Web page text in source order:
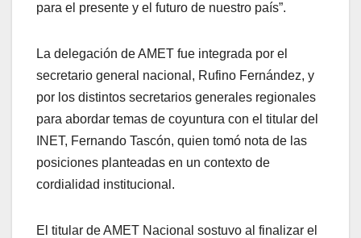
para el presente y el futuro de nuestro país”.
La delegación de AMET fue integrada por el
secretario general nacional, Rufino Fernández, y
por los distintos secretarios generales regionales
para abordar temas de coyuntura con el titular del
INET, Fernando Tascón, quien tomó nota de las
posiciones planteadas en un contexto de
cordialidad institucional.
El titular de AMET Nacional sostuvo al finalizar el